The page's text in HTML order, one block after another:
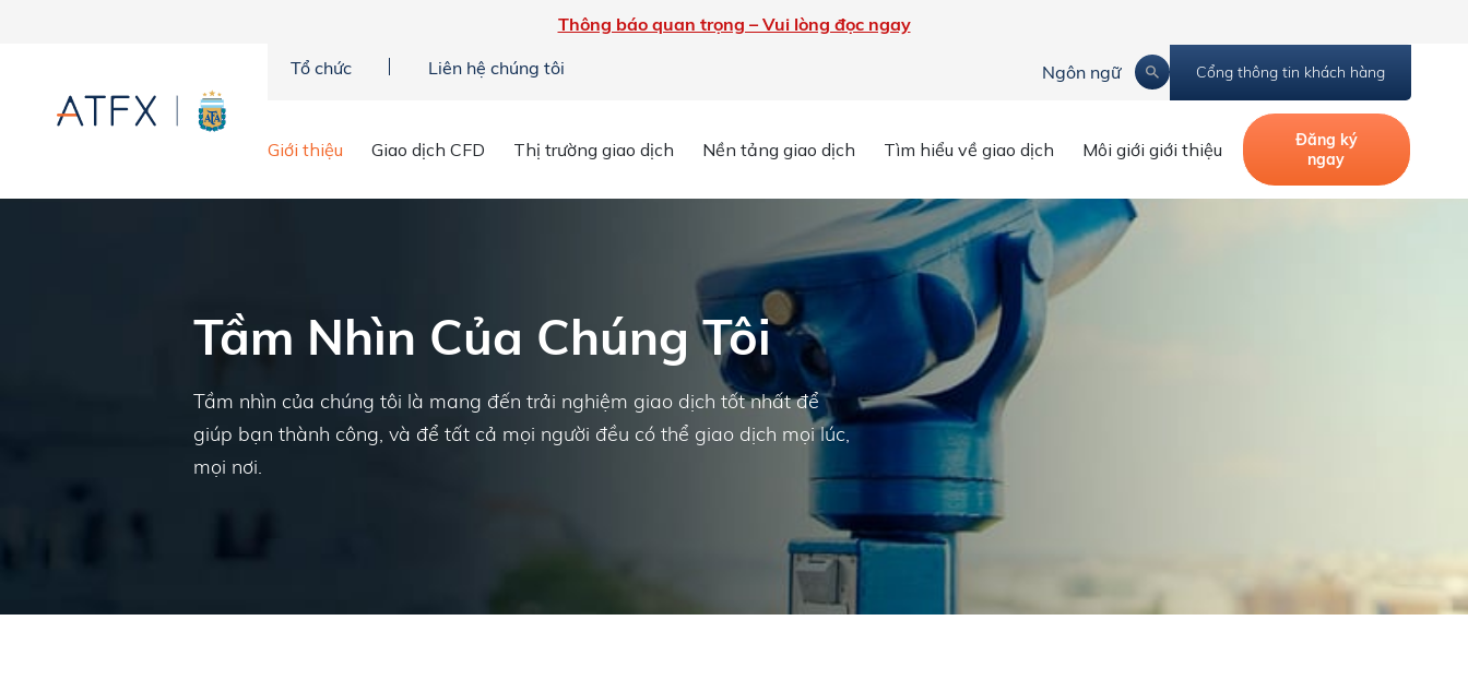
Thông báo quan trọng – Vui lòng đọc ngay
Tổ chức
Liên hệ chúng tôi Ngôn ngữ Cổng thông tin khách hàng
Giới thiệu Giao dịch CFD Thị trường giao dịch Nền tảng giao dịch Tìm hiểu về giao dịch Môi giới giới thiệu
Đăng ký
ngay
Tầm nhìn của chúng tôi
Tầm Nhìn Của Chúng Tôi
Tầm nhìn của chúng tôi là mang đến trải nghiệm giao dịch tốt nhất để
giúp bạn thành công, và để tất cả mọi người đều có thể giao dịch mọi lúc,
mọi nơi.